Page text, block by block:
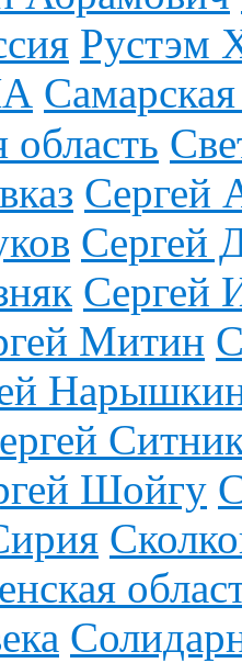
Рустэм
область
Сергей
Сергей
Сергей
Митин
Шойгу